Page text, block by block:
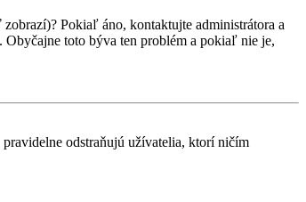
Pokiaľ áno, kontaktujte administrátora a
Obyčajne toto býva ten problém a pokiaľ nie je,
odstraňujú užívatelia, ktorí ničím